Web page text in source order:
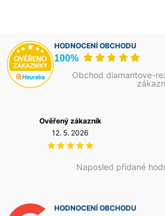
HODNOCENÍ OBCHODU
100%
Obchod diamantove-
Naposled přidané
Ověřený zákazník
12. 5. 2026
HODNOCENÍ OBCHODU